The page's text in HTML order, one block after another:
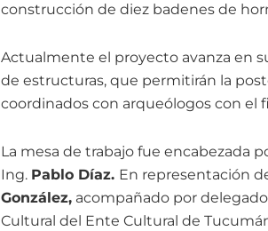
construcción de diez badenes de
Actualmente el proyecto avanza en
de estructuras, que permitirán la
coordinados con arqueólogos con el
La mesa de trabajo fue encabezada
Ing. Pablo Díaz. En representación
González, acompañado por
Cultural del Ente Cultural de